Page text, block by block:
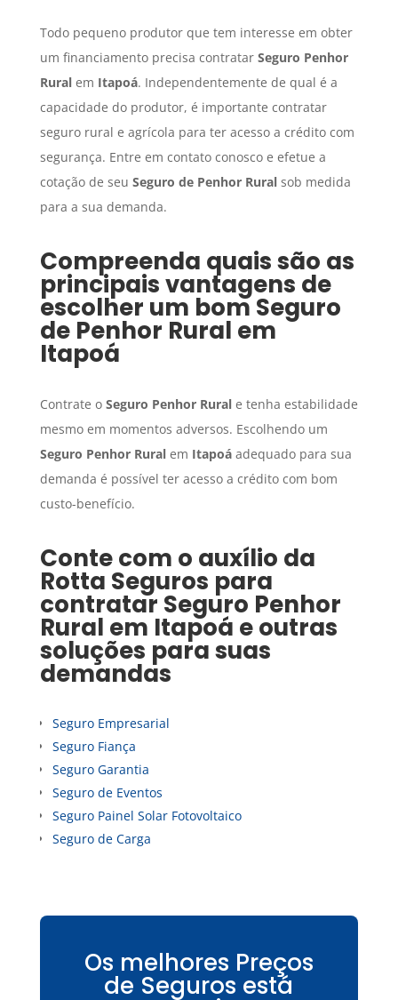
Todo pequeno produtor que tem interesse em obter
um financiamento precisa contratar Seguro Penhor
Ruralem Itapoá. Independentemente de qual é a
capacidade do produtor, é importante contratar
seguro rural e agrícola para ter acesso a crédito com
segurança. Entre em contato conosco e efetue a
cotação de seu Seguro de Penhor Ruralsob medida
para a sua demanda.
Compreenda quais são as
principais vantagens de
escolher um bomSeguro
de Penhor Rural em
Itapoá
Contrate o Seguro Penhor Rurale tenha estabilidade
mesmo em momentos adversos. Escolhendo um
Seguro Penhor Ruralem Itapoáadequado para sua
demanda é possível ter acesso a crédito com bom
custo-benefício.
Conte com o auxílio da
Rotta Seguros para
contratar Seguro Penhor
Rural em Itapoá e outras
soluções para suas
demandas
Seguro Empresarial
Seguro Fiança
Seguro Garantia
Seguro de Eventos
Seguro Painel Solar Fotovoltaico
Seguro de Carga
Os melhores Preços
de Seguros está